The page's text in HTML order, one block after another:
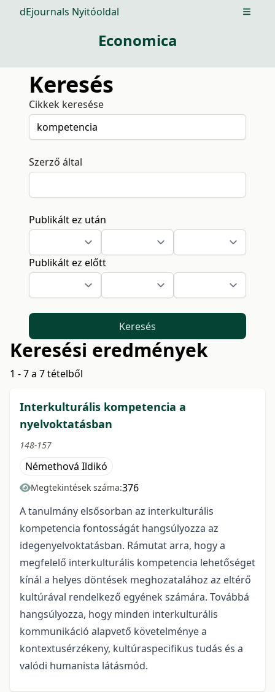
dEjournals Nyitóoldal Open
Economica
Keresés
Cikkek keresése
Szerző által
Publikált ez után
Publikált ez előtt
Keresés
Keresési eredmények
1 - 7 a 7 tételből
Interkulturális kompetencia a
nyelvoktatásban
148-157
Némethová Ildikó
Megtekintések száma:376
A tanulmány elsősorban az interkulturális
kompetencia fontosságát hangsúlyozza az
idegenyelvoktatásban. Rámutat arra, hogy a
megfelelő interkulturális kompetencia lehetőséget
kínál a helyes döntések meghozatalához az eltérő
kultúrával rendelkező egyének számára. Továbbá
hangsúlyozza, hogy minden interkulturális
kommunikáció alapvető követelménye a
kontextusérzékeny, kultúraspecifikus tudás és a
valódi humanista látásmód.